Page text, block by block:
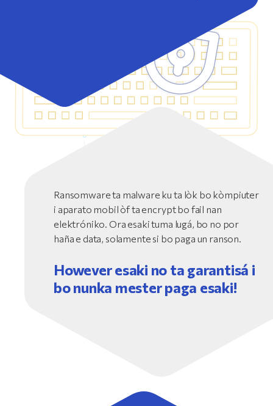
Ransomware ta malware ku ta lòk bo kòmpiuter
i aparato mobil òf ta encrypt bo fail nan
elektróniko. Ora esaki tuma lugá, bo no por
haña e data, solamente si bo paga un ranson.
However esaki no ta garantisá i
bo nunka mester paga esaki!